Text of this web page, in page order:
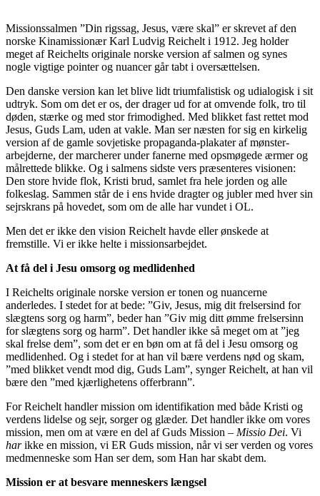
Missionssalmen ”Din rigssag, Jesus, være skal” er skrevet af den
norske Kinamissionær Karl Ludvig Reichelt i 1912. Jeg holder
meget af Reichelts originale norske version af salmen og synes
nogle vigtige pointer og nuancer går tabt i oversættelsen.
Den danske version kan let blive lidt triumfalistisk og udialogisk i sit
udtryk. Som om det er os, der drager ud for at omvende folk, tro til
døden, stærke og med stor frimodighed. Med blikket fast rettet mod
Jesus, Guds Lam, uden at vakle. Man ser næsten for sig en kirkelig
version af de gamle sovjetiske propaganda-plakater af mønster-
arbejderne, der marcherer under fanerne med opsmøgede ærmer og
målrettede blikke. Og i salmens sidste vers præsenteres visionen:
Den store hvide flok, Kristi brud, samlet fra hele jorden og alle
folkeslag. Sammen står de i ens hvide dragter og jubler med hver sin
sejrskrans på hovedet, som om de alle har vundet i OL.
Men det er ikke den vision Reichelt havde eller ønskede at
fremstille. Vi er ikke helte i missionsarbejdet.
At få del i Jesu omsorg og medlidenhed
I Reichelts originale norske version er tonen og nuancerne
anderledes. I stedet for at bede: ”Giv, Jesus, mig dit frelsersind for
slægtens sorg og harm”, beder han ”Giv mig ditt ømme frelsersinn
for slægtens sorg og harm”. Det handler ikke så meget om at ”jeg
skal frelse dem”, som det er en bøn om at få del i Jesu omsorg og
medlidenhed. Og i stedet for at han vil bære verdens nød og skam,
”med blikket vendt mod dig, Guds Lam”, synger Reichelt, at han vil
bære den ”med kjærlighetens offerbrann”.
For Reichelt handler mission om identifikation med både Kristi og
verdens lidelse og sejr, sorger og glæder. Det handler ikke om vores
mission, men om at være en del af Guds Mission – Missio Dei. Vi
harikke en mission, vi ER Guds mission, når vi ser verden og vores
medmenneske som Han ser dem, som Han har skabt dem.
Mission er at besvare menneskers længsel